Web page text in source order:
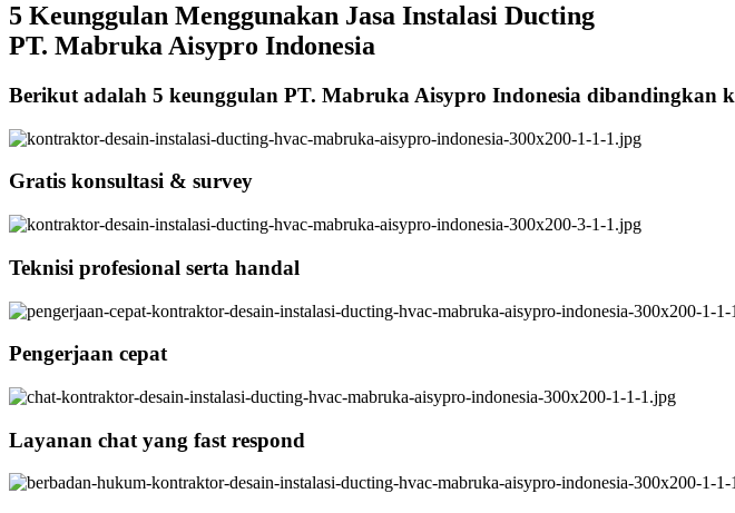
5 Keunggulan Menggunakan Jasa Instalasi Ducting
PT. Mabruka Aisypro Indonesia
Berikut adalah 5 keunggulan PT. Mabruka Aisypro Indonesia dibandingkan
Gratis konsultasi & survey
Teknisi profesional serta handal
Pengerjaan cepat
Layanan chat yang fast respond